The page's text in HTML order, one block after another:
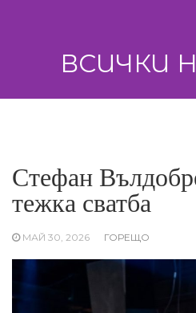
ВСИЧКИ
Стефан
тежка сватба
МАЙ 30, 2026 ГОРЕЩО